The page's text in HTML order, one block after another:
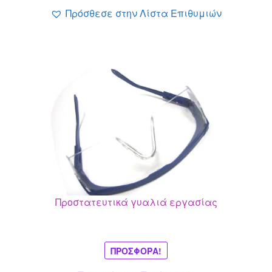
Πρόσθεσε στην Λίστα Επιθυμιών
Προστατευτικά γυαλιά εργασίας
ΠΡΟΣΦΟΡΆ!